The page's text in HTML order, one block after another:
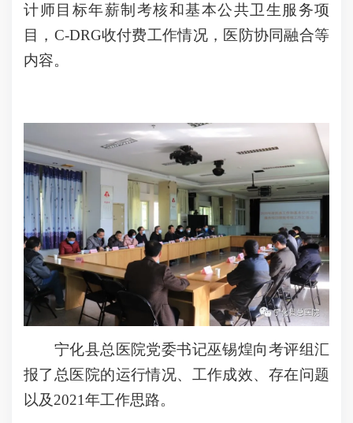
计师目标年薪制考核和基本公共卫生服务项
目，C-DRG收付费工作情况，医防协同融合等
内容。
宁化县总医院党委书记巫锡煌向考评组汇
报了总医院的运行情况、工作成效、存在问题
以及2021年工作思路。